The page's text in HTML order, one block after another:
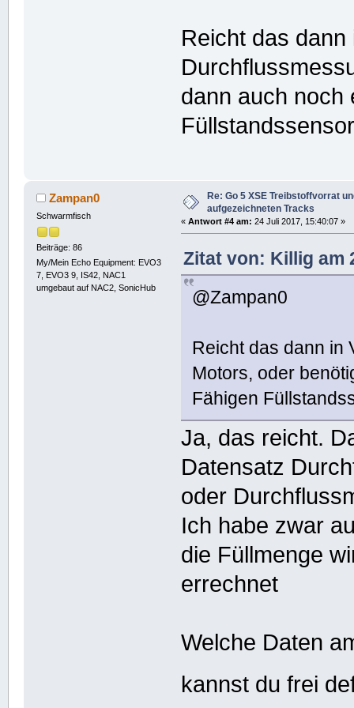
Reicht das
dann auch noch
Zampan0
Schwarmfisch
Beiträge: 86
My/Mein Echo Equipment: EVO3
7, EVO3 9, IS42, NAC1
umgebaut auf NAC2, SonicHub
Re: Go 5 XSE Treibstoffvorrat
aufgezeichneten Tracks
«Antwort #4 am: 24 Juli 2017, 15:40:07 »
Zitat von: Killig am
@Zampan0
Reicht das dann in
Motors, oder
Fähigen
Ja, das reicht.
Datensatz
oder
Ich habe zwar
die Füllmenge
errechnet
Welche Daten
kannst du frei